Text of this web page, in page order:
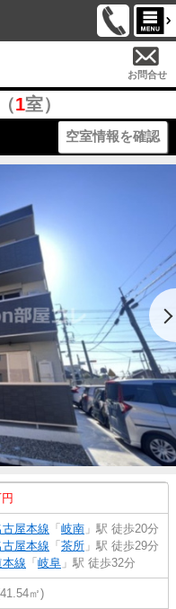
お問合せ
1室）
空室情報を確認
屋本線 「 岐南 」駅 徒歩20分
屋本線 「 茶所 」駅 徒歩29分
線 「 岐阜 」駅 徒歩32分
㎡)